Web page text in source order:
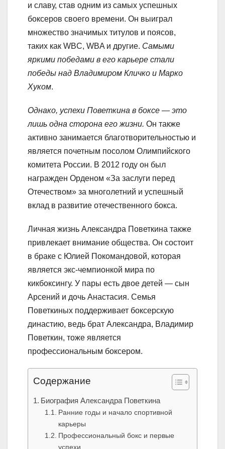
и славу, став одним из самых успешных
боксеров своего времени. Он выиграл
множество значимых титулов и поясов,
таких как WBC, WBA и другие. Самыми
яркими победами в его карьере стали
победы над Владимиром Кличко и Марко
Хуком.
Однако, успехи Поветкина в боксе — это
лишь одна сторона его жизни. Он также
активно занимается благотворительностью и
является почетным посолом Олимпийского
комитета России. В 2012 году он был
награжден Орденом «За заслуги перед
Отечеством» за многолетний и успешный
вклад в развитие отечественного бокса.
Личная жизнь Александра Поветкина также
привлекает внимание общества. Он состоит
в браке с Юлией Покомандовой, которая
является экс-чемпионкой мира по
кикбоксингу. У пары есть двое детей — сын
Арсений и дочь Анастасия. Семья
Поветкиных поддерживает боксерскую
династию, ведь брат Александра, Владимир
Поветкин, тоже является
профессиональным боксером.
Содержание
Биография Александра Поветкина
Ранние годы и начало спортивной
карьеры
Профессиональный бокс и первые
успехи